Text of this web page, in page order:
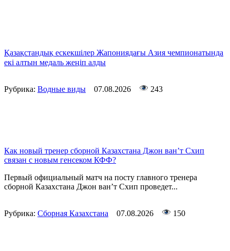
Қазақстандық ескекшілер Жапониядағы Азия чемпионатында
екі алтын медаль жеңіп алды
Рубрика: Водные виды 07.08.2026 243
Как новый тренер сборной Казахстана Джон ван’т Схип
связан с новым генсеком КФФ?
Первый официальный матч на посту главного тренера
сборной Казахстана Джон ван’т Схип проведет...
Рубрика: Сборная Казахстана 07.08.2026 150